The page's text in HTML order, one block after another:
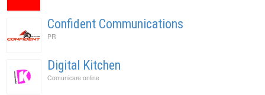
Confident Communications
PR
Digital Kitchen
Comunicare online